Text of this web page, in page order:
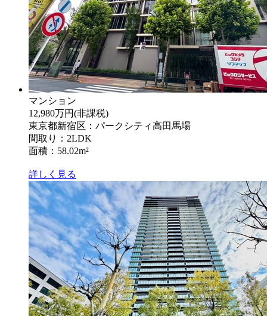
マンション
12,980万円(非課税)
東京都新宿区：パークシティ高田馬場
間取り：2LDK
面積：58.02m²
詳しく見る